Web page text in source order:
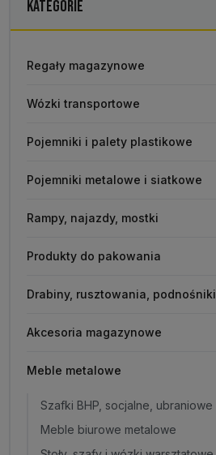
KATEGORIE
Regały magazynowe
Wózki transportowe
Pojemniki i palety plastikowe
Pojemniki metalowe i siatkowe
Rampy, najazdy, mostki
Produkty do pakowania
Drabiny, rusztowania, podnośniki
Akcesoria magazynowe
Meble metalowe
Szafki BHP, socjalne, ubraniowe
Meble biurowe metalowe